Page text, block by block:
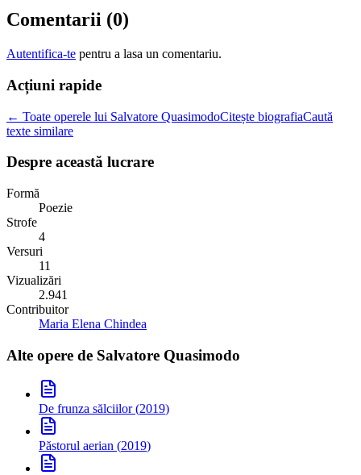
Comentarii (0)
Autentifica-te pentru a lasa un comentariu.
Acțiuni rapide
← Toate operele lui Salvatore QuasimodoCitește biografiaCaută
texte similare
Despre această lucrare
Formă
Poezie
Strofe
4
Versuri
11
Vizualizări
2.941
Contribuitor
Maria Elena Chindea
Alte opere de Salvatore Quasimodo
De frunza sălciilor(2019)
Păstorul aerian (2019)